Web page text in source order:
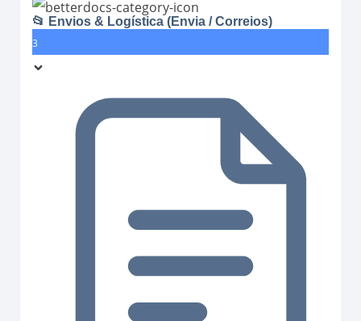
📂 Envios & Logística (Envia / Correios)
3